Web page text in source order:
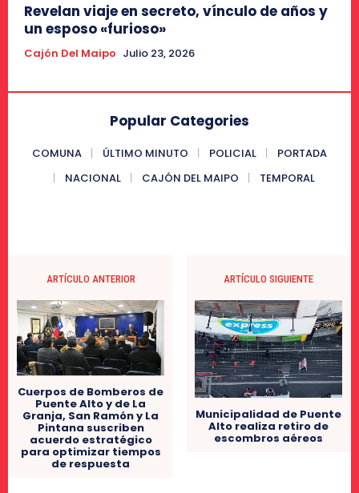
Revelan viaje en secreto, vínculo de años y
un esposo «furioso»
Cajón Del Maipo Julio 23, 2026
Popular Categories
COMUNA ÚLTIMO MINUTO POLICIAL
PORTADA
NACIONAL
CAJÓN DEL MAIPO TEMPORAL
ARTÍCULO ANTERIOR
Cuerpos de Bomberos de
Puente Alto y de La
Granja, San Ramón y La
Pintana suscriben
acuerdo estratégico
para optimizar tiempos
de respuesta
ARTÍCULO SIGUIENTE
Municipalidad de Puente
Alto realiza retiro de
escombros aéreos